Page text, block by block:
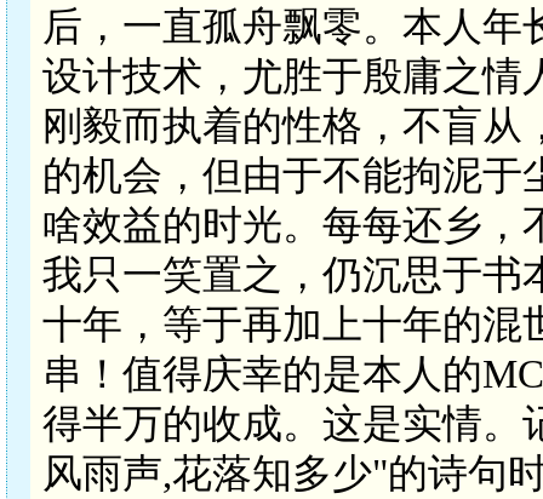
后，一直孤舟飘零。本人
设计技术，尤胜于殷庸之情
刚毅而执着的性格，不盲
的机会，但由于不能拘泥
啥效益的时光。每每还乡，
我只一笑置之，仍沉思于书
十年，等于再加上十年的混
串！值得庆幸的是本人的
得半万的收成。这是实情。
风雨声,花落知多少"的诗句